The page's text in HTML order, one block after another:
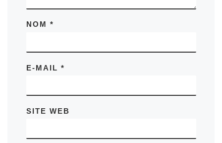
NOM *
E-MAIL *
SITE WEB